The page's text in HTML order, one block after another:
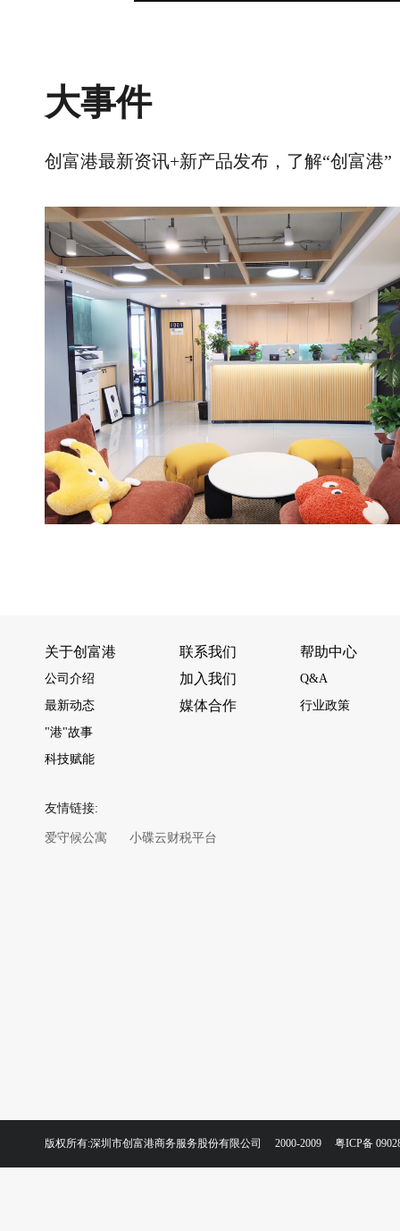
大事件
创富港最新资讯+新产品发布，了解“创富港
关于创富港
公司介绍
最新动态
"港"故事
科技赋能
联系我们
加入我们
媒体合作
帮助中心
Q&A
行业政策
友情链接:
爱守候公寓 小碟云财税平台
版权所有:深圳市创富港商务服务股份有限公司 2000-2009 粤ICP备